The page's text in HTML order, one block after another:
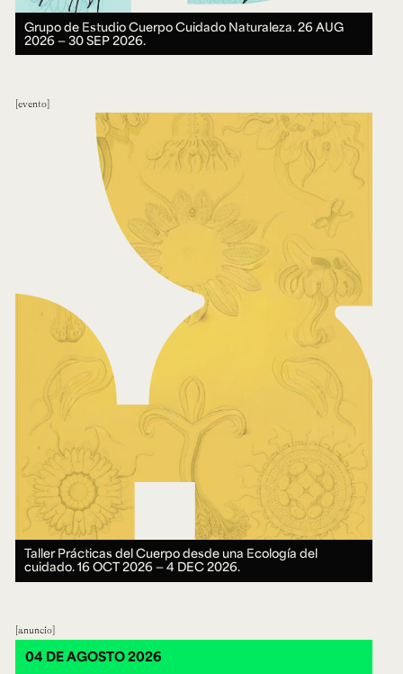
Grupo de Estudio Cuerpo Cuidado Naturaleza.26 AUG
2026 ― 30 SEP 2026.
evento
Taller Prácticas del Cuerpo desde una Ecología del
cuidado.16 OCT 2026 ― 4 DEC 2026.
anuncio
04 DE AGOSTO 2026